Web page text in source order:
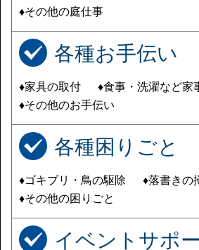
♦その他の庭仕事
各種お手伝い
♦家具の取付 ♦食事・洗濯など家
♦その他のお手伝い
各種困りごと
♦ゴキブリ・鳥の駆除 ♦落書きの
♦その他の困りごと
イベントサポ